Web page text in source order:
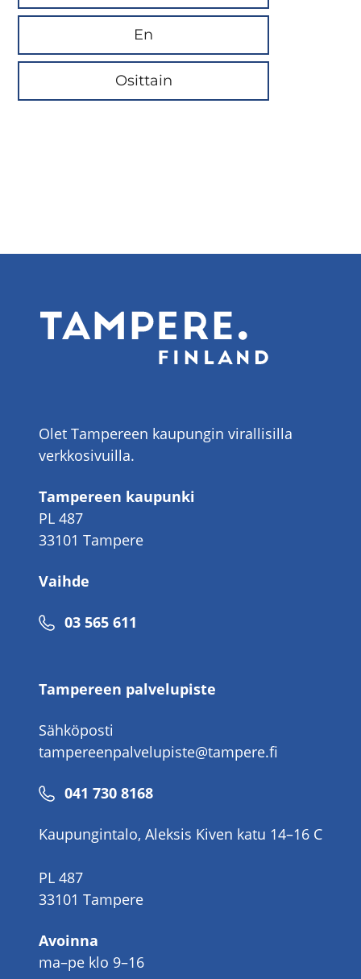
En
Osittain
Olet Tampereen kaupungin virallisilla
verkkosivuilla.
Tampereen kaupunki
PL 487
33101 Tampere
Vaihde
Puhelinnumero
03 565 611
Tampereen palvelupiste
Sähköposti
tampereenpalvelupiste@tampere.fi
Puhelinnumero
041 730 8168
Kaupungintalo, Aleksis Kiven katu 14–16 C
PL 487
33101 Tampere
Avoinna
ma–pe klo 9–16